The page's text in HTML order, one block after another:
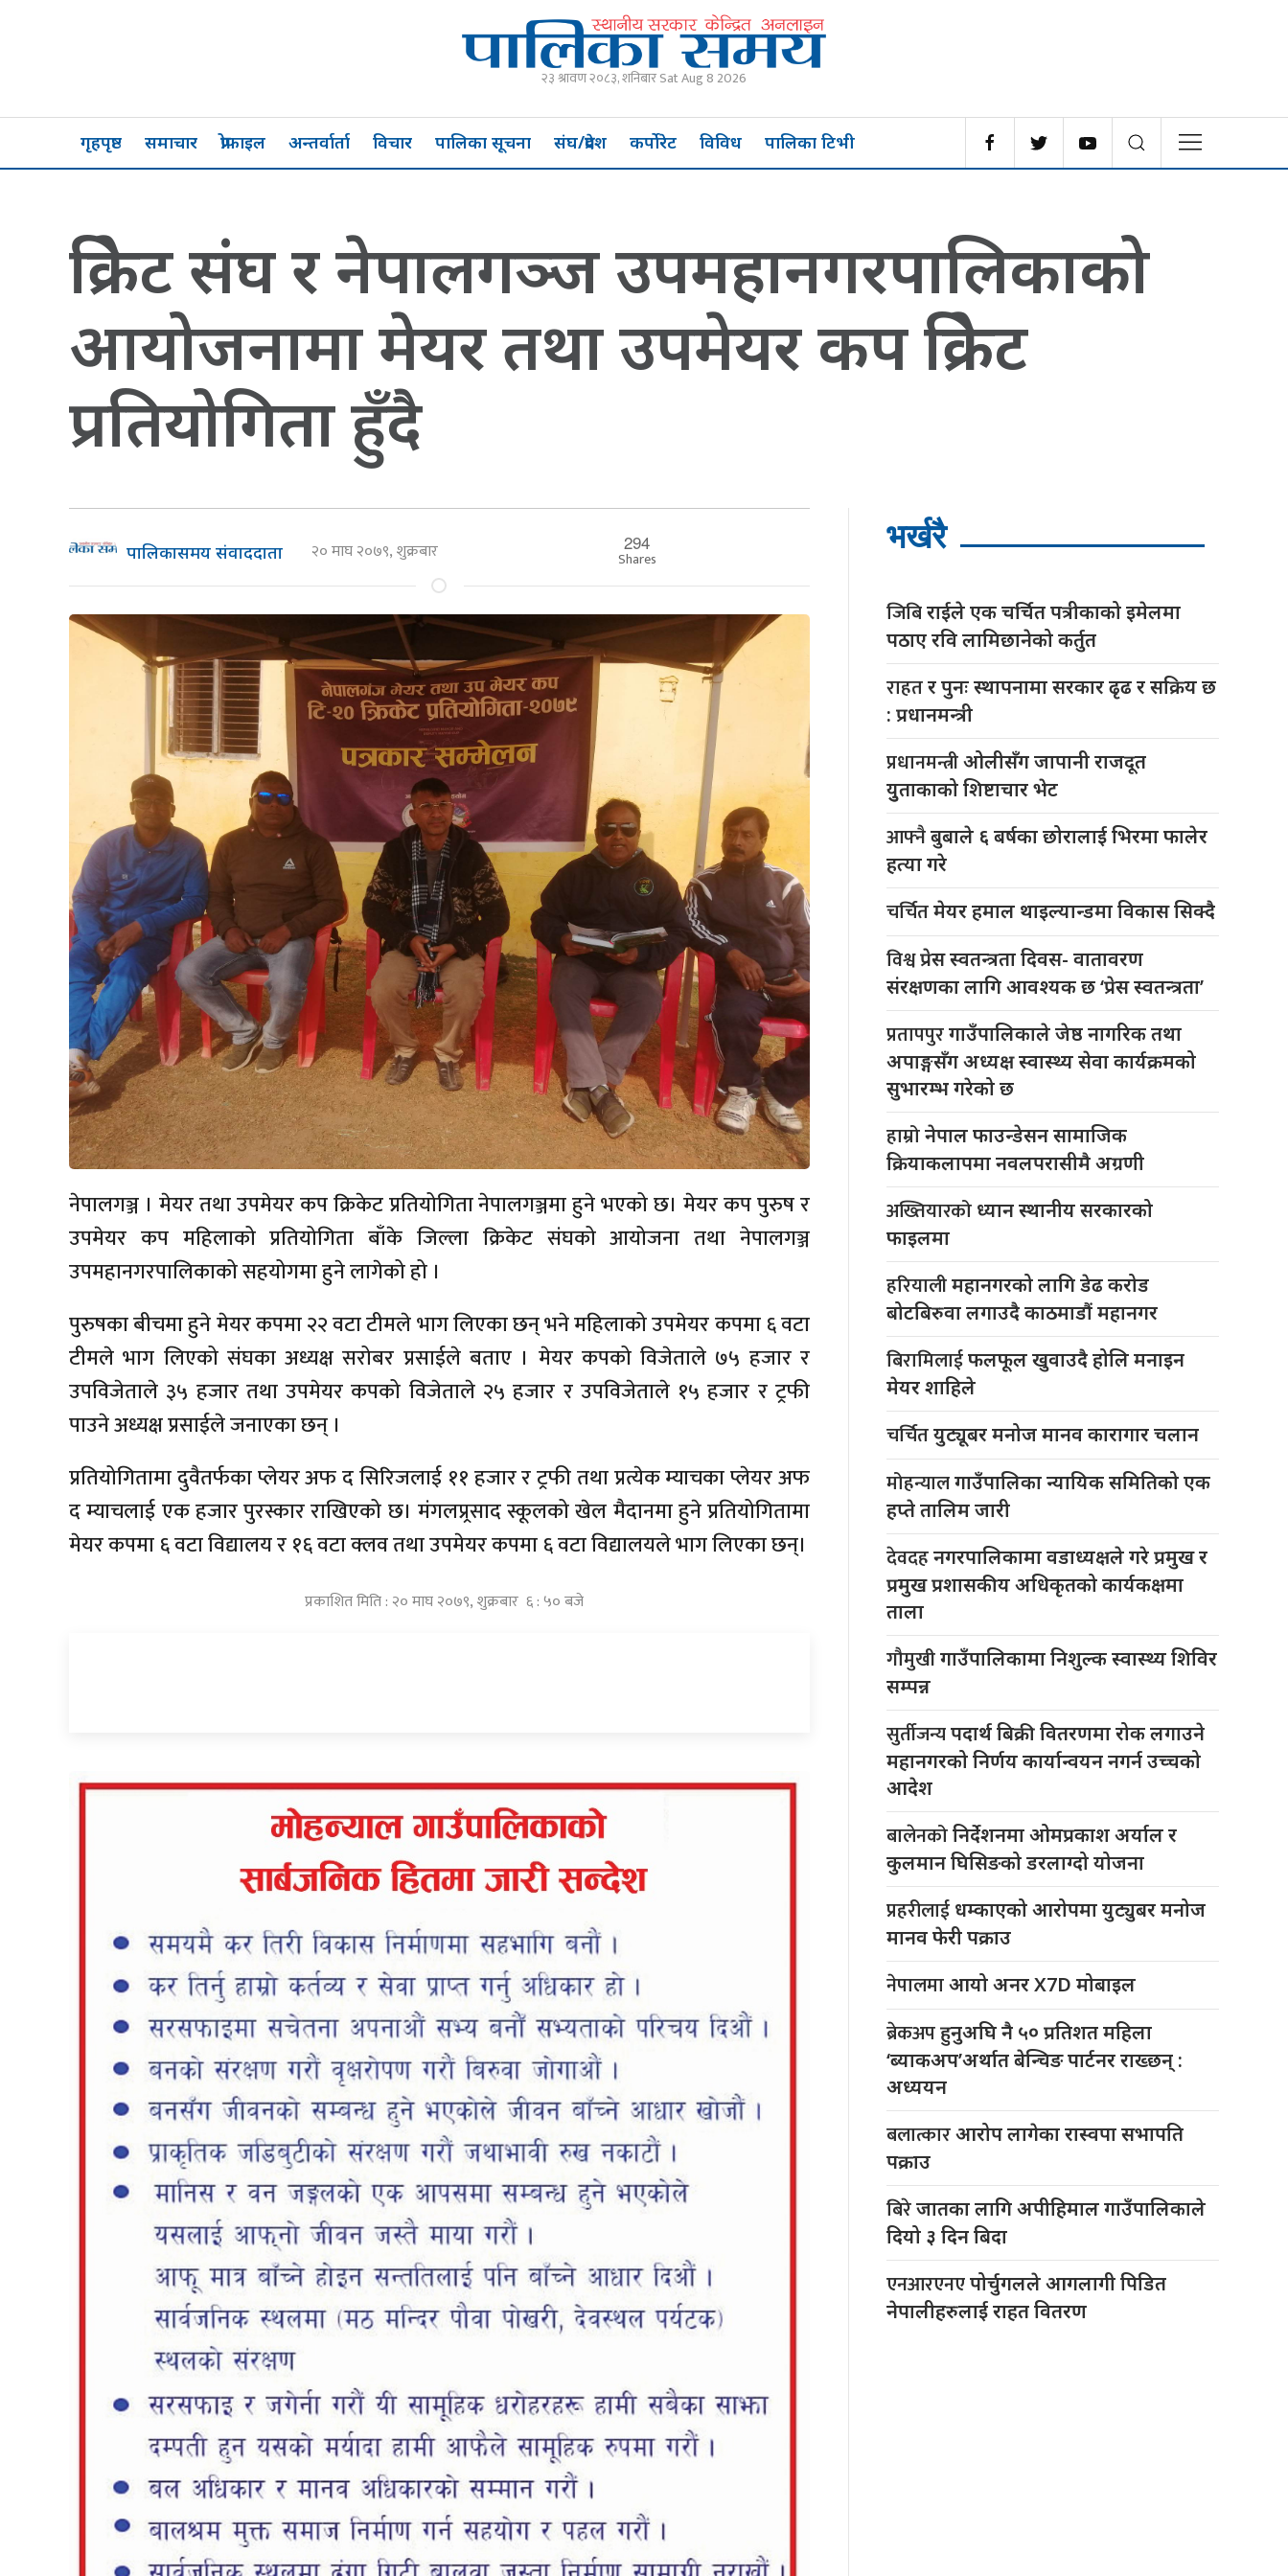
२३ श्रावण २०८३, शनिबार Sat Aug 8 2026
गृहपृष्ठ समाचार प्रोफाइल अन्तर्वार्ता विचार पालिका सूचना संघ/प्रदेश कर्पोरेट विविध पालिका टिभी
क्रिकेट संघ र नेपालगञ्ज उपमहानगरपालिकाको
आयोजनामा मेयर तथा उपमेयर कप क्रिकेट
प्रतियोगिता हुँदै
पालिकासमय संवाददाता २० माघ २०७९, शुक्रबार 294
Shares
नेपालगञ्ज । मेयर तथा उपमेयर कप क्रिकेट प्रतियोगिता नेपालगञ्जमा हुने भएको छ। मेयर कप पुरुष र
उपमेयर कप महिलाको प्रतियोगिता बाँके जिल्ला क्रिकेट संघको आयोजना तथा नेपालगञ्ज
उपमहानगरपालिकाको सहयोगमा हुने लागेको हो ।
पुरुषका बीचमा हुने मेयर कपमा २२ वटा टीमले भाग लिएका छन् भने महिलाको उपमेयर कपमा ६ वटा
टीमले भाग लिएको संघका अध्यक्ष सरोबर प्रसाईले बताए । मेयर कपको विजेताले ७५ हजार र
उपविजेताले ३५ हजार तथा उपमेयर कपको विजेताले २५ हजार र उपविजेताले १५ हजार र ट्रफी
पाउने अध्यक्ष प्रसाईले जनाएका छन् ।
प्रतियोगितामा दुवैतर्फका प्लेयर अफ द सिरिजलाई ११ हजार र ट्रफी तथा प्रत्येक म्याचका प्लेयर अफ
द म्याचलाई एक हजार पुरस्कार राखिएको छ। मंगलप्र्रसाद स्कूलको खेल मैदानमा हुने प्रतियोगितामा
मेयर कपमा ६ वटा विद्यालय र १६ वटा क्लव तथा उपमेयर कपमा ६ वटा विद्यालयले भाग लिएका छन्।
प्रकाशित मिति : २० माघ २०७९, शुक्रबार ६ : ५० बजे
भर्खरै
जिबिराईले एक चर्चित पत्रीकाको इमेलमा
पठाए रवि लामिछानेको कर्तुत
राहतर पुनः स्थापनामा सरकार ढृढ र सक्रिय छ
: प्रधानमन्त्री
प्रधानमन्त्रीओलीसँग जापानी राजदूत
युुताकाको शिष्टाचार भेट
आफ्नैबुबाले ६ बर्षका छोरालाई भिरमा फालेर
हत्या गरे
चर्चितमेयर हमाल थाइल्यान्डमा विकास सिक्दै
विश्वप्रेस स्वतन्त्रता दिवस- वातावरण
संरक्षणका लागि आवश्यक छ ‘प्रेस स्वतन्त्रता’
प्रतापपुरगाउँपालिकाले जेष्ठ नागरिक तथा
अपाङ्गसँग अध्यक्ष स्वास्थ्य सेवा कार्यक्रमको
सुभारम्भ गरेको छ
हाम्रोनेपाल फाउन्डेसन सामाजिक
क्रियाकलापमा नवलपरासीमै अग्रणी
अख्तियारको ध्यान स्थानीय सरकारको
फाइलमा
हरियालीमहानगरको लागि डेढ करोड
बोटबिरुवा लगाउदै काठमाडौं महानगर
बिरामिलाईफलफूल खुवाउदै होलि मनाइन
मेयर शाहिले
चर्चितयुट्यूबर मनोज मानव कारागार चलान
मोहन्यालगाउँपालिका न्यायिक समितिको एक
हप्ते तालिम जारी
देवदहनगरपालिकामा वडाध्यक्षले गरे प्रमुख र
प्रमुख प्रशासकीय अधिकृतको कार्यकक्षमा
ताला
गौमुखीगाउँपालिकामा निशुल्क स्वास्थ्य शिविर
सम्पन्न
सुर्तीजन्यपदार्थ बिक्री वितरणमा रोक लगाउने
महानगरको निर्णय कार्यान्वयन नगर्न उच्चको
आदेश
बालेनकोनिर्देशनमा ओमप्रकाश अर्याल र
कुलमान घिसिङको डरलाग्दो योजना
प्रहरीलाई धम्काएको आरोपमा युट्युबर मनोज
मानव फेरी पक्राउ
नेपालमाआयो अनर X7D मोबाइल
ब्रेकअपहुनुअघि नै ५० प्रतिशत महिला
‘ब्याकअप’अर्थात बेन्चिङ पार्टनर राख्छन् :
अध्ययन
बलात्कारआरोप लागेका रास्वपा सभापति
पक्राउ
बिरेजातका लागि अपीहिमाल गाउँपालिकाले
दियो ३ दिन बिदा
एनआरएनएपोर्चुगलले आगलागी पिडित
नेपालीहरुलाई राहत वितरण